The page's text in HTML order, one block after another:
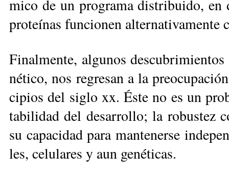
mi­co de un pro­gra­ma dis­tri­bui­do, en
pro­teí­nas fun­cio­nen al­ter­na­ti­va­men­te
Fi­nal­men­te, al­gu­nos
né­ti­co, nos re­gre­san a la
ci­pios del si­glo xx. És­te no es un
ta­bi­li­dad del de­sa­rro­llo; la ro­bus­tez
su ca­pa­ci­dad pa­ra man­te­ner­se
les, ce­lu­la­res y aun ge­né­ti­cas.